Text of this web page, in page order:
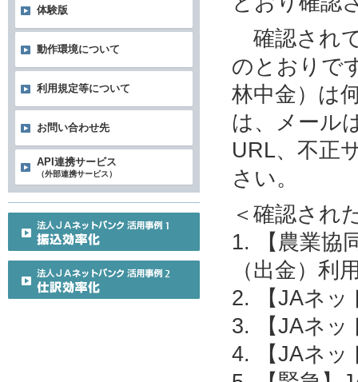
確認され
のとおりで
林中金）は
は、メール
URL、不正
さい。
＜確認され
1. 【農業協
（出金）利
2. 【JAネッ
3. 【JAネッ
4. 【JAネッ
体験版
動作環境について
利用規定等について
お問い合わせ先
API連携サービス
（外部連携サービス）